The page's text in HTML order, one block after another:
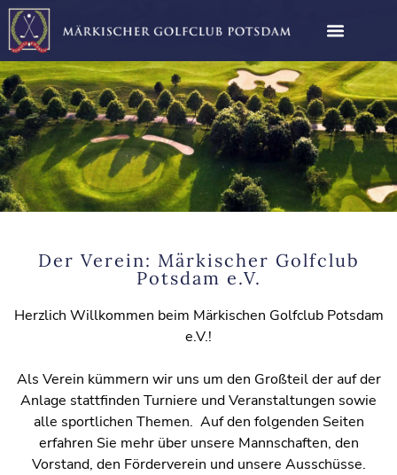
Der Verein: Märkischer Golfclub
Potsdam e.V.
Herzlich Willkommen beim Märkischen Golfclub Potsdam
e.V.!
Als Verein kümmern wir uns um den Großteil der auf der
Anlage stattfinden Turniere und Veranstaltungen sowie
alle sportlichen Themen. Auf den folgenden Seiten
erfahren Sie mehr über unsere Mannschaften, den
Vorstand, den Förderverein und unsere Ausschüsse.